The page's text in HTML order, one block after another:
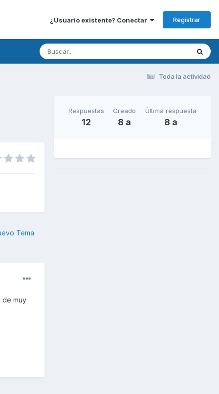
¿Usuario existente? Conectar Registrar
Toda la actividad
Tema
de muy
Respuestas
12
Creado
8 a
Última respuesta
8 a